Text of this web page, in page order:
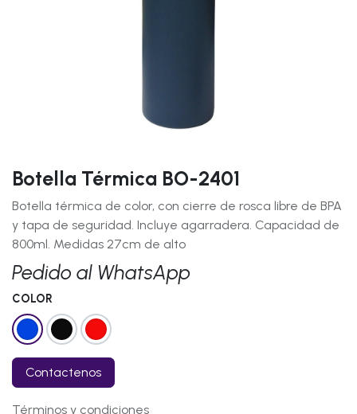
Botella Térmica BO-2401
Botella térmica de color, con cierre de rosca libre de BPA
y tapa de seguridad. Incluye agarradera. Capacidad de
800ml. Medidas 27cm de alto
Pedido al WhatsApp
COLOR
Contactenos
Términos y condiciones